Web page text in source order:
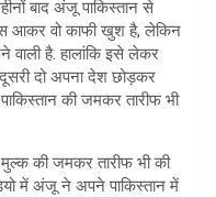
बाद अंजू पाकिस्तान से
आकर वो काफी खुश है, लेकिन
वाली है. हालांकि इसे लेकर
दो अपना देश छोड़कर
की जमकर तारीफ भी
की जमकर तारीफ भी की
में अंजू ने अपने पाकिस्तान में